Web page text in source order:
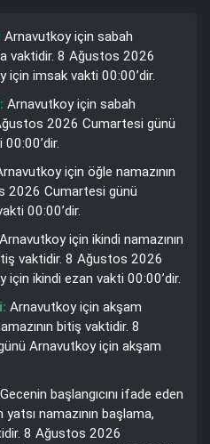
Arnavutkoy için sabah
vaktidir. 8 Ağustos 2026
için imsak vakti 00:00’dir.
Arnavutkoy için sabah
2026 Cumartesi günü
için öğle namazının
2026 Cumartesi günü
00:00’dir.
Arnavutkoy için ikindi namazının
vaktidir. 8 Ağustos 2026
ikindi ezan vakti 00:00’dir.
Arnavutkoy için akşam
bitiş vaktidir. 8
Arnavutkoy için akşam
Gecenin başlangıcını ifade eden
namazının başlama,
8 Ağustos 2026